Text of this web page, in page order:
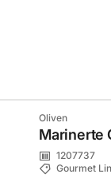
Oliven
Marinerte
1207737
Gourmet